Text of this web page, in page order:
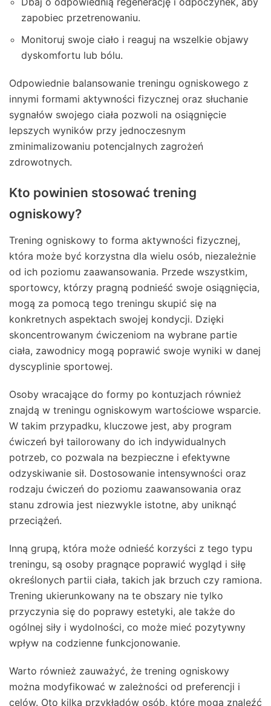
zapobiec przetrenowaniu.
Monitoruj swoje ciało i reaguj na wszelkie objawy
dyskomfortu lub bólu.
Odpowiednie balansowanie treningu ogniskowego z
innymi formami aktywności fizycznej oraz słuchanie
sygnałów swojego ciała pozwoli na osiągnięcie
lepszych wyników przy jednoczesnym
zminimalizowaniu potencjalnych zagrożeń
zdrowotnych.
Kto powinien stosować trening
ogniskowy?
Trening ogniskowy to forma aktywności fizycznej,
która może być korzystna dla wielu osób, niezależnie
od ich poziomu zaawansowania. Przede wszystkim,
sportowcy, którzy pragną podnieść swoje osiągnięcia,
mogą za pomocą tego treningu skupić się na
konkretnych aspektach swojej kondycji. Dzięki
skoncentrowanym ćwiczeniom na wybrane partie
ciała, zawodnicy mogą poprawić swoje wyniki w danej
dyscyplinie sportowej.
Osoby wracające do formy po kontuzjach również
znajdą w treningu ogniskowym wartościowe wsparcie.
W takim przypadku, kluczowe jest, aby program
ćwiczeń był tailorowany do ich indywidualnych
potrzeb, co pozwala na bezpieczne i efektywne
odzyskiwanie sił. Dostosowanie intensywności oraz
rodzaju ćwiczeń do poziomu zaawansowania oraz
stanu zdrowia jest niezwykle istotne, aby uniknąć
przeciążeń.
Inną grupą, która może odnieść korzyści z tego typu
treningu, są osoby pragnące poprawić wygląd i siłę
określonych partii ciała, takich jak brzuch czy ramiona.
Trening ukierunkowany na te obszary nie tylko
przyczynia się do poprawy estetyki, ale także do
ogólnej siły i wydolności, co może mieć pozytywny
wpływ na codzienne funkcjonowanie.
Warto również zauważyć, że trening ogniskowy
można modyfikować w zależności od preferencji i
celów. Oto kilka przykładów osób, które mogą znaleźć